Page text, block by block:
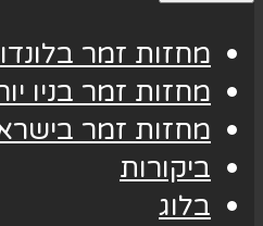
מחזות זמר
מחזות זמר בניו
מחזות זמר
ביקורות
בלוג